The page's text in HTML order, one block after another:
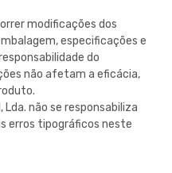
modificações dos
especificações e
do
não afetam a eficácia,
Lda. não se responsabiliza
erros tipográficos neste